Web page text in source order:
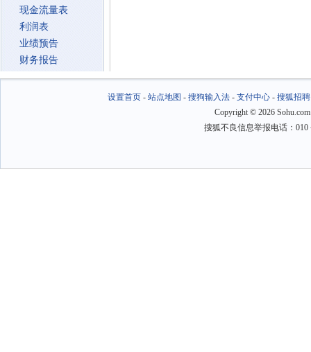
现金流量表
利润表
业绩预告
财务报告
设置首页- 站点地图 - 搜狗输入法- 支付中心- 搜狐招聘
Copyright © 2026
搜狐不良信息举报电话：010